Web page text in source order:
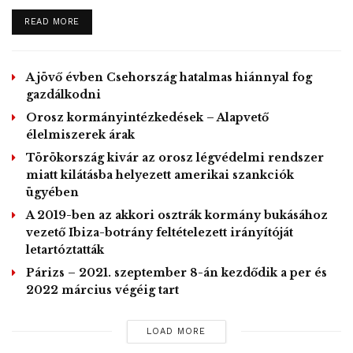
The movement against racism
— Facts About Africa
(@OnlyAfricaFacts) June 3, 2020
A napilap beszámolt arról is, hogy a brüsszeli parlament
több pártja állásfoglalást nyújtott be csütörtökön, amely
szerint új összefüggésbe kell helyezni Belgium
gyarmatosítói történelmét. Az időzett szöveg szerint a
főváros utcái számos telepes, felfedező, bankár, katonatiszt
és zsoldos nevét viselik, valamint az egykori „gyarmati
propaganda” nyomait őrzik a parkokban és temetőkben
READ MOREDETAILS
A jövő évben Csehország hatalmas hiánnyal fog
gazdálkodni
Orosz kormányintézkedések – Alapvető
élelmiszerek árak
Törökország kivár az orosz légvédelmi rendszer
miatt kilátásba helyezett amerikai szankciók
ügyében
A 2019-ben az akkori osztrák kormány bukásához
vezető Ibiza-botrány feltételezett irányítóját
letartóztatták
Párizs – 2021. szeptember 8-án kezdődik a per és
2022 március végéig tart
LOAD MORE